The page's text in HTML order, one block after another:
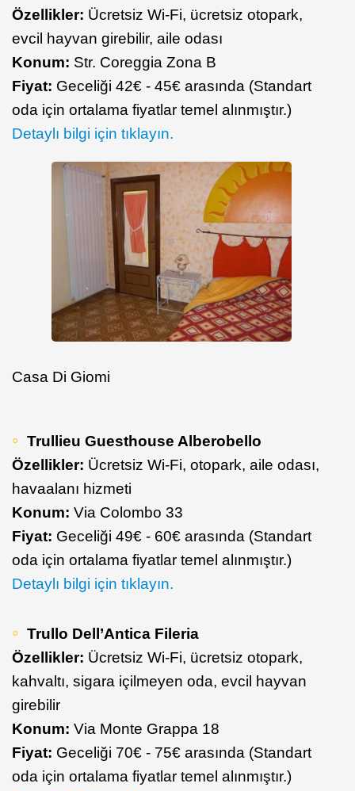
Özellikler: Ücretsiz Wi-Fi, ücretsiz otopark,
evcil hayvan girebilir, aile odası
Konum: Str. Coreggia Zona B
Fiyat: Geceliği 42€ - 45€ arasında (Standart
oda için ortalama fiyatlar temel alınmıştır.)
Detaylı bilgi için tıklayın.
Casa Di Giomi
Trullieu Guesthouse Alberobello
Özellikler: Ücretsiz Wi-Fi, otopark, aile odası,
havaalanı hizmeti
Konum: Via Colombo 33
Fiyat: Geceliği 49€ - 60€ arasında (Standart
oda için ortalama fiyatlar temel alınmıştır.)
Detaylı bilgi için tıklayın.
Trullo Dell’Antica Fileria
Özellikler: Ücretsiz Wi-Fi, ücretsiz otopark,
kahvaltı, sigara içilmeyen oda, evcil hayvan
girebilir
Konum: Via Monte Grappa 18
Fiyat: Geceliği 70€ - 75€ arasında (Standart
oda için ortalama fiyatlar temel alınmıştır.)